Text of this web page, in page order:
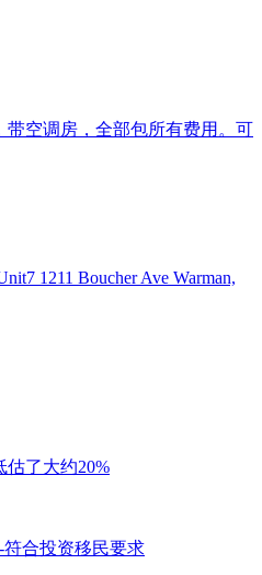
带空调房，全部包所有费用。可
1211 Boucher Ave Warman,
估了大约20%
符合投资移民要求